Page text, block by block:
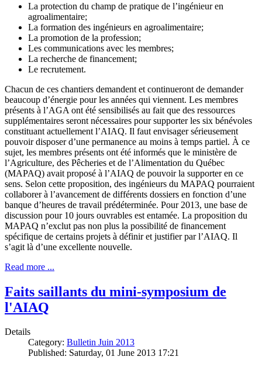
La protection du champ de pratique de l’ingénieur en
agroalimentaire;
La formation des ingénieurs en agroalimentaire;
La promotion de la profession;
Les communications avec les membres;
La recherche de financement;
Le recrutement.
Chacun de ces chantiers demandent et continueront de demander
beaucoup d’énergie pour les années qui viennent. Les membres
présents à l’AGA ont été sensibilisés au fait que des ressources
supplémentaires seront nécessaires pour supporter les six bénévoles
constituant actuellement l’AIAQ. Il faut envisager sérieusement
pouvoir disposer d’une permanence au moins à temps partiel. À ce
sujet, les membres présents ont été informés que le ministère de
l’Agriculture, des Pêcheries et de l’Alimentation du Québec
(MAPAQ) avait proposé à l’AIAQ de pouvoir la supporter en ce
sens. Selon cette proposition, des ingénieurs du MAPAQ pourraient
collaborer à l’avancement de différents dossiers en fonction d’une
banque d’heures de travail prédéterminée. Pour 2013, une base de
discussion pour 10 jours ouvrables est entamée. La proposition du
MAPAQ n’exclut pas non plus la possibilité de financement
spécifique de certains projets à définir et justifier par l’AIAQ. Il
s’agit là d’une excellente nouvelle.
Read more ...
Faits saillants du mini-symposium de
l'AIAQ
Details
Category: Bulletin Juin 2013
Published: Saturday, 01 June 2013 17:21